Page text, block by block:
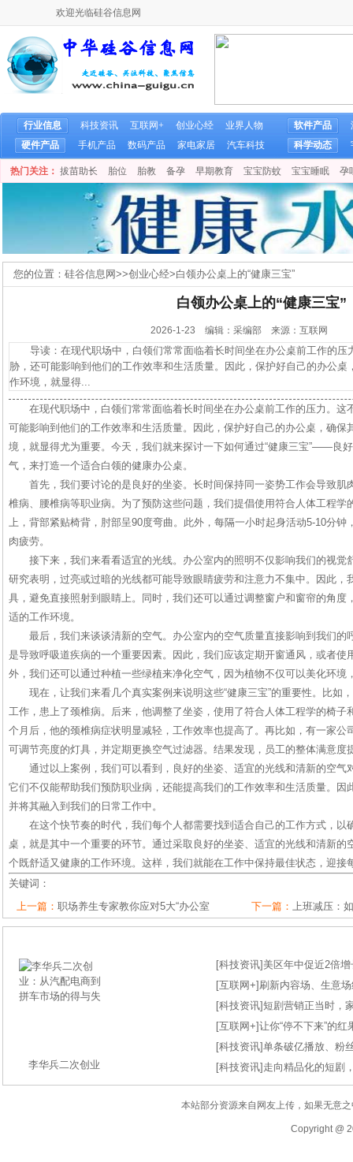
欢迎光临硅谷信息网
行业信息 科技资讯 互联网+ 创业心经
业界人物
硬件产品
手机产品 数码产品 家电家居 汽车科技
软件产品
科学动态
热门关注： 拔苗助长 胎位 胎教 备孕 早期教育 宝宝防蚊 宝宝睡眠 孕
您的位置： 硅谷信息网>>创业心经>白领办公桌上的“健康三宝”
白领办公桌上的“健康三宝”
2026-1-23 编辑：采编部 来源：互联网
导读：在现代职场中，白领们常常面临着长时间坐在办公桌前工作的压
胁，还可能影响到他们的工作效率和生活质量。因此，保护好自己的办公
作环境，就显得...
在现代职场中，白领们常常面临着长时间坐在办公桌前工作的压力。这
可能影响到他们的工作效率和生活质量。因此，保护好自己的办公桌，确保
境，就显得尤为重要。今天，我们就来探讨一下如何通过“健康三宝”——良
气，来打造一个适合白领的健康办公桌。
首先，我们要讨论的是良好的坐姿。长时间保持同一姿势工作会导致肌
椎病、腰椎病等职业病。为了预防这些问题，我们提倡使用符合人体工程学
上，背部紧贴椅背，肘部呈90度弯曲。此外，每隔一小时起身活动5-10分钟
肉疲劳。
接下来，我们来看看适宜的光线。办公室内的照明不仅影响我们的视觉
研究表明，过亮或过暗的光线都可能导致眼睛疲劳和注意力不集中。因此，
具，避免直接照射到眼睛上。同时，我们还可以通过调整窗户和窗帘的角度
适的工作环境。
最后，我们来谈谈清新的空气。办公室内的空气质量直接影响到我们的
是导致呼吸道疾病的一个重要因素。因此，我们应该定期开窗通风，或者使
外，我们还可以通过种植一些绿植来净化空气，因为植物不仅可以美化环境
现在，让我们来看几个真实案例来说明这些“健康三宝”的重要性。比如
工作，患上了颈椎病。后来，他调整了坐姿，使用了符合人体工程学的椅子
个月后，他的颈椎病症状明显减轻，工作效率也提高了。再比如，有一家公
可调节亮度的灯具，并定期更换空气过滤器。结果发现，员工的整体满意度
通过以上案例，我们可以看到，良好的坐姿、适宜的光线和清新的空气
它们不仅能帮助我们预防职业病，还能提高我们的工作效率和生活质量。因
并将其融入到我们的日常工作中。
在这个快节奏的时代，我们每个人都需要找到适合自己的工作方式，以
桌，就是其中一个重要的环节。通过采取良好的坐姿、适宜的光线和清新的
个既舒适又健康的工作环境。这样，我们就能在工作中保持最佳状态，迎接
关键词：
上一篇： 职场养生专家教你应对5大“办公室 下一篇： 上班减压：
李华兵二次创业
[科技资讯] 美区年中促近2倍
[互联网+] 刷新内容场、生意
[科技资讯]短剧营销正当时，
[互联网+]让你“停不下来”的
[科技资讯]单条破亿播放、粉
[科技资讯] 走向精品化的短剧
本站部分资源来自网友上传，如果无意
Copyright @